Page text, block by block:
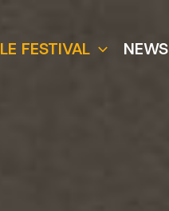
LE FESTIVAL NEWS